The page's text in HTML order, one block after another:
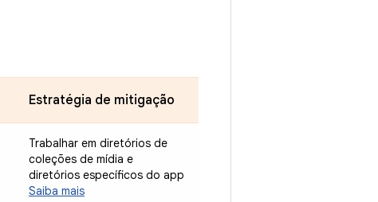
Estratégia de mitigação
Trabalhar em diretórios de
coleções de mídia e
diretórios específicos do app
Saiba mais